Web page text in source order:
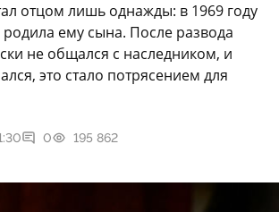
отцом лишь однажды: в 1969 году
родила ему сына. После развода
не общался с наследником, и
это стало потрясением для
0 195 862